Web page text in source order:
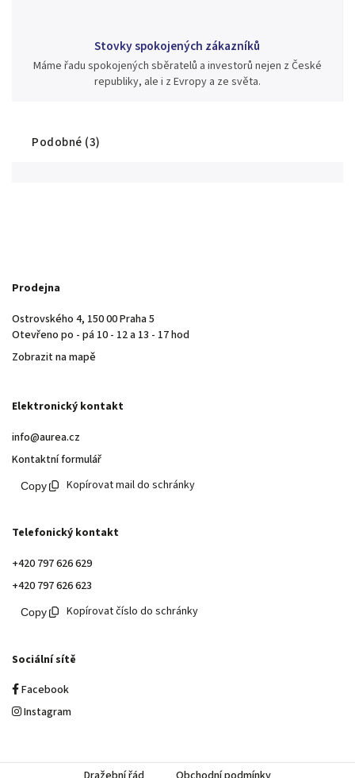
Stovky spokojených zákazníků
Máme řadu spokojených sběratelů a investorů nejen z České
republiky, ale i z Evropy a ze světa.
Podobné (3)
Prodejna
Ostrovského 4, 150 00 Praha 5
Otevřeno po - pá 10 - 12 a 13 - 17 hod
Zobrazit na mapě
Elektronický kontakt
info@aurea.cz
Kontaktní formulář
Kopírovat mail do schránky
Telefonický kontakt
+420 797 626 629
+420 797 626 623
Kopírovat číslo do schránky
Sociální sítě
Facebook
Instagram